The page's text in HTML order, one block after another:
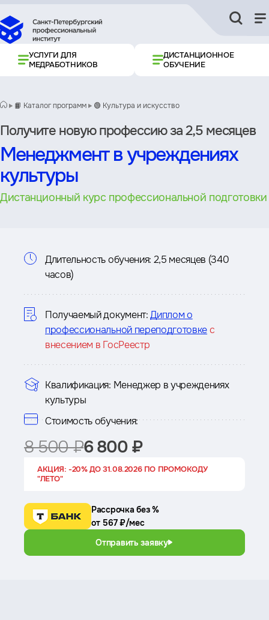
УСЛУГИ ДЛЯ
МЕДРАБОТНИКОВ
ДИСТАНЦИОННОЕ
ОБУЧЕНИЕ
📙 Каталог программ 🟢 Культура и искусство
Получите новую профессию за 2,5 месяцев
Менеджмент в учреждениях
культуры
Дистанционный курс профессиональной подготовки
Информация
курсе
Длительность обучения: 2,5 месяцев (340
часов)
Получаемый документ: Диплом о
профессиональной переподготовкес
внесением в ГосРеестр
Квалификация: Менеджер в учреждениях
культуры
Стоимость обучения:
8 500 ₽6 800 ₽
АКЦИЯ: -20% ДО 31.08.2026 ПО ПРОМОКОДУ
"ЛЕТО"
Рассрочка без %
от 567 ₽/мес
Отправить заявку